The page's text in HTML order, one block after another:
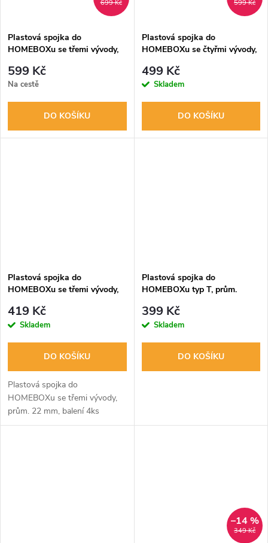
699 Kč
Plastová spojka do
HOMEBOXu se třemi vývody,
599 Kč
Na cestě
DO KOŠÍKU
599 Kč
Plastová spojka do
HOMEBOXu se čtyřmi vývody,
499 Kč
Skladem
DO KOŠÍKU
Plastová spojka do
HOMEBOXu se třemi vývody,
419 Kč
Skladem
DO KOŠÍKU
Plastová spojka do
HOMEBOXu se třemi vývody,
prům. 22 mm, balení 4ks
Plastová spojka do
HOMEBOXu typ T, prům.
399 Kč
Skladem
DO KOŠÍKU
349 Kč
–14 %